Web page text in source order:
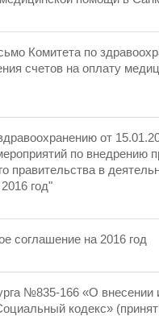
Комитета по
счетов на оплату
от
по внедрению
правительства в
год"
соглашение на 2016 год
№835-166 «О внесении
кодекс»